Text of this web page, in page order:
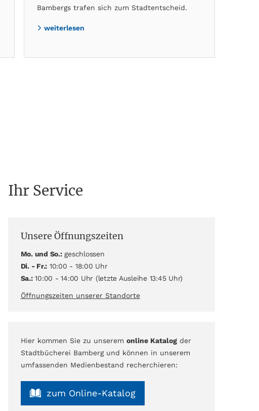
Bambergs trafen sich zum Stadtentscheid.
weiterlesen
Ihr Service
Unsere Öffnungszeiten
Mo. und So.:geschlossen
Di. - Fr.: 10:00 - 18:00 Uhr
Sa.:10:00 - 14:00 Uhr (letzte Ausleihe 13:45 Uhr)
Öffnungszeiten unserer Standorte
Hier kommen Sie zu unserem online Katalogder
Stadtbücherei Bamberg und können in unserem
umfassenden Medienbestand recherchieren:
zum Online-Katalog